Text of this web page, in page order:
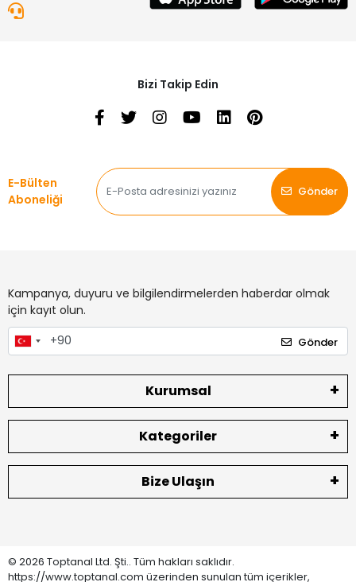
Bizi Takip Edin
E-Bülten
Aboneliği
Gönder
Kampanya, duyuru ve bilgilendirmelerden haberdar olmak
için kayıt olun.
Gönder
Kurumsal
Kategoriler
Bize Ulaşın
© 2026 Toptanal Ltd. Şti.. Tüm hakları saklıdır.
https://www.toptanal.com üzerinden sunulan tüm içerikler,